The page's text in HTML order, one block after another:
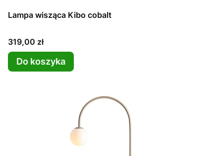
Lampa wisząca Kibo cobalt
Cena
319,00 zł
Do koszyka